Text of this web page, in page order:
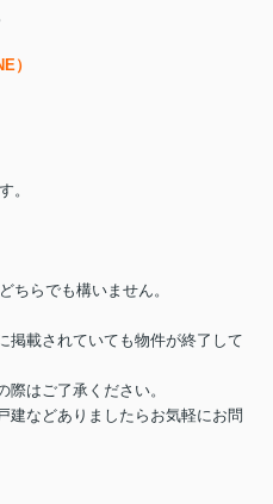
）
。
ちらでも構いません。
掲載されていても物件が終了して
はご了承ください。
建などありましたらお気軽にお問